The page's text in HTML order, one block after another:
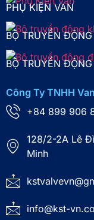
PHỤ KIỆN VAN
BỘ TRUYỀN
BỘ TRUYỀN
Công Ty TNHH
+84 899 906
128/2-2A Lê
Minh
info@kst-